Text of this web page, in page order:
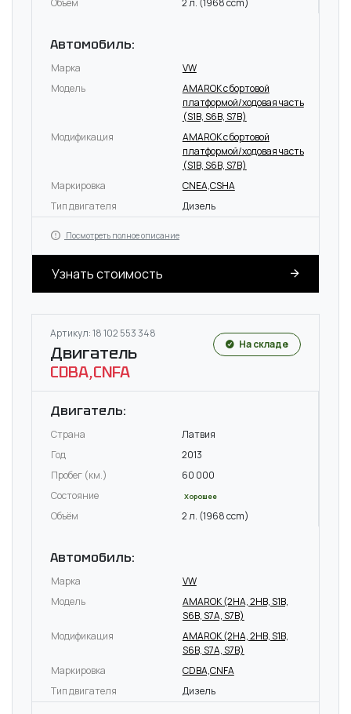
Объём 2 л. (1968 ccm)
Автомобиль:
Марка
VW
Модель
AMAROK c бортовой
платформой/ходовая часть
(S1B, S6B, S7B)
Модификация
AMAROK c бортовой
платформой/ходовая часть
(S1B, S6B, S7B)
Маркировка
CNEA,CSHA
Тип двигателя
Дизель
Посмотреть полное описание
Узнать стоимость
Артикул: 18 102 553 348
Двигатель
CDBA,CNFA
На складе
Двигатель:
Страна
Латвия
Год
2013
Пробег (км.)
60 000
Состояние
Хорошее
Объём 2 л. (1968 ccm)
Автомобиль:
Марка
VW
Модель
AMAROK (2HA, 2HB, S1B,
S6B, S7A, S7B)
Модификация
AMAROK (2HA, 2HB, S1B,
S6B, S7A, S7B)
Маркировка
CDBA,CNFA
Тип двигателя
Дизель